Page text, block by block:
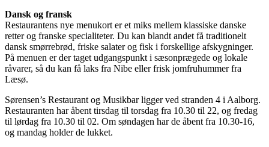
Dansk og fransk
Restaurantens nye menukort er et miks mellem klassiske danske
retter og franske specialiteter. Du kan blandt andet få traditionelt
dansk smørrebrød, friske salater og fisk i forskellige afskygninger.
På menuen er der taget udgangspunkt i sæsonprægede og lokale
råvarer, så du kan få laks fra Nibe eller frisk jomfruhummer fra
Læsø.
Sørensen’s Restaurant og Musikbar ligger ved stranden 4 i Aalborg.
Restauranten har åbent tirsdag til torsdag fra 10.30 til 22, og fredag
til lørdag fra 10.30 til 02. Om søndagen har de åbent fra 10.30-16,
og mandag holder de lukket.